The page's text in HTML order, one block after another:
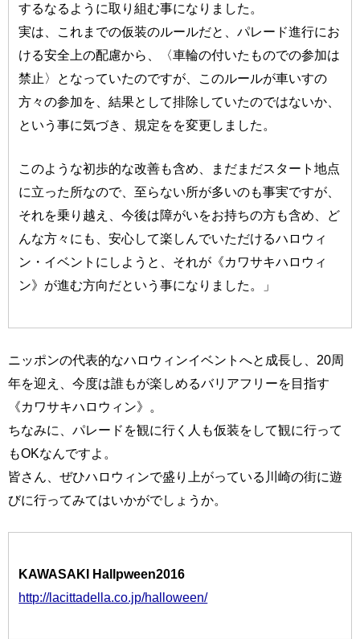
するなるように取り組む事になりました。
実は、これまでの仮装のルールだと、パレード進行にお
ける安全上の配慮から、〈車輪の付いたものでの参加は
禁止〉となっていたのですが、このルールが車いすの
方々の参加を、結果として排除していたのではないか、
という事に気づき、規定をを変更しました。
このような初歩的な改善も含め、まだまだスタート地点
に立った所なので、至らない所が多いのも事実ですが、
それを乗り越え、今後は障がいをお持ちの方も含め、ど
んな方々にも、安心して楽しんでいただけるハロウィ
ン・イベントにしようと、それが《カワサキハロウィ
ン》が進む方向だという事になりました。」
ニッポンの代表的なハロウィンイベントへと成長し、20周
年を迎え、今度は誰もが楽しめるバリアフリーを目指す
《カワサキハロウィン》。
ちなみに、パレードを観に行く人も仮装をして観に行って
もOKなんですよ。
皆さん、ぜひハロウィンで盛り上がっている川崎の街に遊
びに行ってみてはいかがでしょうか。
KAWASAKI Hallpween2016
http://lacittadella.co.jp/halloween/